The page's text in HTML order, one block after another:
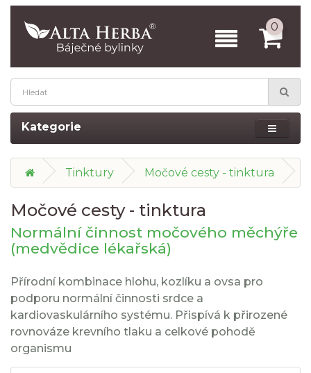
0
Kategorie
Tinktury Močové cesty - tinktura
Močové cesty - tinktura
Normální činnost močového měchýře
(medvědice lékařská)
Přírodní kombinace hlohu, kozlíku a ovsa pro
podporu normální činnosti srdce a
kardiovaskulárního systému. Přispívá k přirozené
rovnováze krevního tlaku a celkové pohodě
organismu